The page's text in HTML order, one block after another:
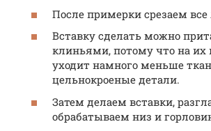
После примерки срезаем
Вставку сделать можно
клиньями, потому что на их
уходит намного меньше
цельнокроеные детали.
Затем делаем вставки,
обрабатываем низ и